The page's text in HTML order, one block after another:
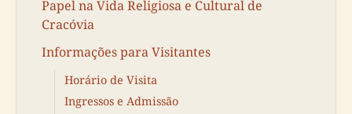
Papel na Vida Religiosa e Cultural de
Cracóvia
Informações para Visitantes
Horário de Visita
Ingressos e Admissão